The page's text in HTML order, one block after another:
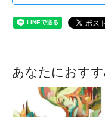
あなたにおす